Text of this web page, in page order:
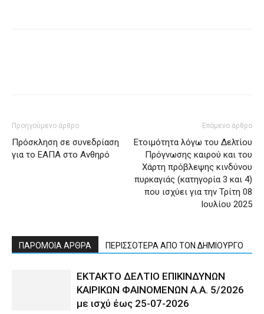
Προηγούμενο άρθρο
Πρόσκληση σε συνεδρίαση
για το ΕΑΠΑ στο Ανθηρό
Επόμενο άρθρο
Ετοιμότητα λόγω του Δελτίου
Πρόγνωσης καιρού και του
Χάρτη πρόβλεψης κινδύνου
πυρκαγιάς (κατηγορία 3 και 4)
που ισχύει για την Τρίτη 08
Ιουλίου 2025
ΠΑΡΟΜΟΙΑ ΑΡΘΡΑ ΠΕΡΙΣΣΟΤΕΡΑ ΑΠΟ ΤΟΝ ΔΗΜΙΟΥΡΓΟ
ΕΚΤΑΚΤΟ ΔΕΛΤΙΟ ΕΠΙΚΙΝΔΥΝΩΝ
ΚΑΙΡΙΚΩΝ ΦΑΙΝΟΜΕΝΩΝ Α.Α. 5/2026
με ισχύ έως 25-07-2026